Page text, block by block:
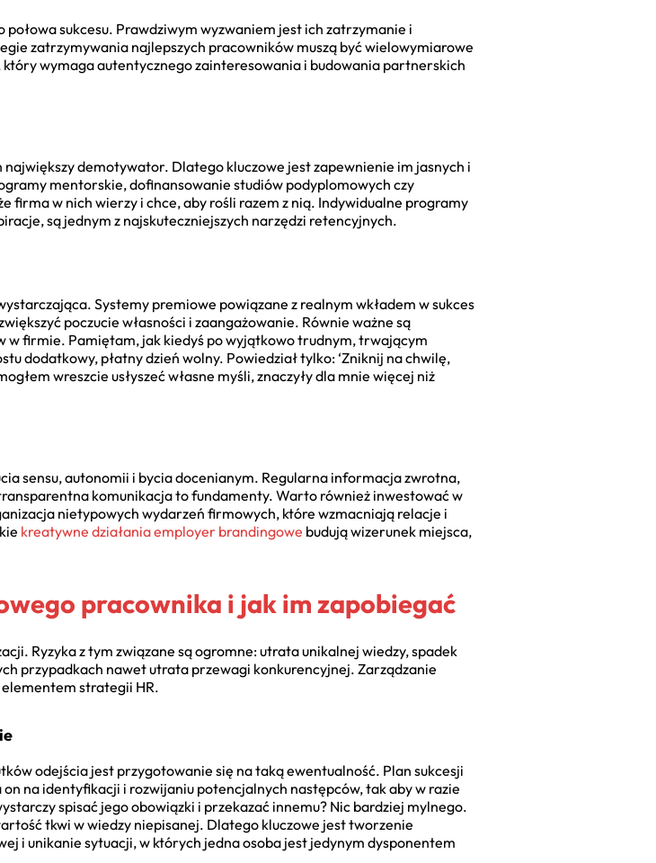
sukcesu. Prawdziwym wyzwaniem jest ich zatrzymanie i
zatrzymywania najlepszych pracowników muszą być wielowymiarowe
wymaga autentycznego zainteresowania i budowania partnerskich
demotywator. Dlatego kluczowe jest zapewnienie im jasnych i
mentorskie, dofinansowanie studiów podyplomowych czy
firma w nich wierzy i chce, aby rośli razem z nią. Indywidualne programy
są jednym z najskuteczniejszych narzędzi retencyjnych.
Systemy premiowe powiązane z realnym wkładem w sukces
poczucie własności i zaangażowanie. Równie ważne są
firmie. Pamiętam, jak kiedyś po wyjątkowo trudnym, trwającym
dodatkowy, płatny dzień wolny. Powiedział tylko: ‘Zniknij na chwilę,
wreszcie usłyszeć własne myśli, znaczyły dla mnie więcej niż
sensu, autonomii i bycia docenianym. Regularna informacja zwrotna,
komunikacja to fundamenty. Warto również inwestować w
nietypowych wydarzeń firmowych, które wzmacniają relacje i
kreatywne działania employer brandingowe budują wizerunek miejsca,
pracownika i jak im zapobiegać
Ryzyka z tym związane są ogromne: utrata unikalnej wiedzy, spadek
przypadkach nawet utrata przewagi konkurencyjnej. Zarządzanie
strategii HR.
odejścia jest przygotowanie się na taką ewentualność. Plan sukcesji
na identyfikacji i rozwijaniu potencjalnych następców, tak aby w razie
spisać jego obowiązki i przekazać innemu? Nic bardziej mylnego.
tkwi w wiedzy niepisanej. Dlatego kluczowe jest tworzenie
i unikanie sytuacji, w których jedna osoba jest jedynym dysponentem